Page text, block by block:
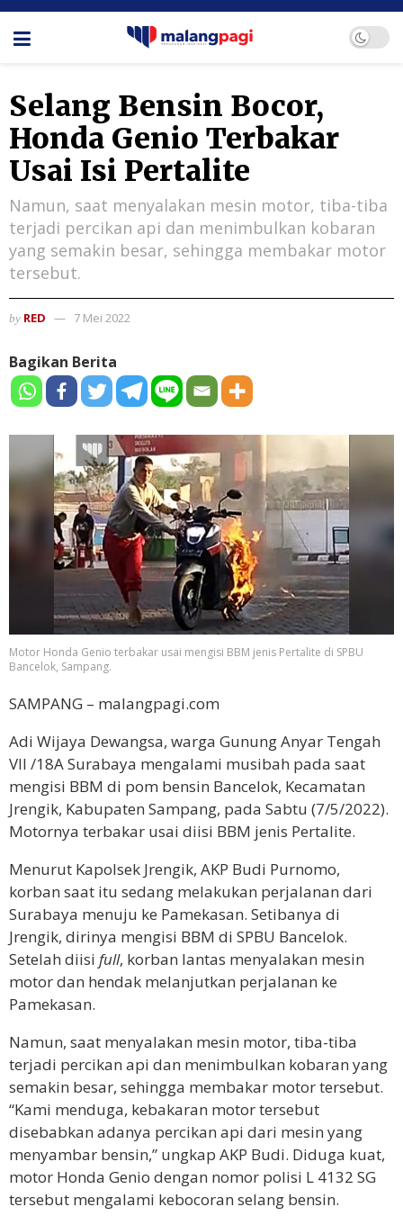
Selang Bensin Bocor,
Honda Genio Terbakar
Usai Isi Pertalite
Namun, saat menyalakan mesin motor, tiba-tiba
terjadi percikan api dan menimbulkan kobaran
yang semakin besar, sehingga membakar motor
tersebut.
by RED 7 Mei 2022
Bagikan Berita
Motor Honda Genio terbakar usai mengisi BBM jenis Pertalite di SPBU
Bancelok, Sampang.
SAMPANG – malangpagi.com
Adi Wijaya Dewangsa, warga Gunung Anyar Tengah
VII /18A Surabaya mengalami musibah pada saat
mengisi BBM di pom bensin Bancelok, Kecamatan
Jrengik, Kabupaten Sampang, pada Sabtu (7/5/2022).
Motornya terbakar usai diisi BBM jenis Pertalite.
Menurut Kapolsek Jrengik, AKP Budi Purnomo,
korban saat itu sedang melakukan perjalanan dari
Surabaya menuju ke Pamekasan. Setibanya di
Jrengik, dirinya mengisi BBM di SPBU Bancelok.
Setelah diisi full, korban lantas menyalakan mesin
motor dan hendak melanjutkan perjalanan ke
Pamekasan.
Namun, saat menyalakan mesin motor, tiba-tiba
terjadi percikan api dan menimbulkan kobaran yang
semakin besar, sehingga membakar motor tersebut.
“Kami menduga, kebakaran motor tersebut
disebabkan adanya percikan api dari mesin yang
menyambar bensin,” ungkap AKP Budi. Diduga kuat,
motor Honda Genio dengan nomor polisi L 4132 SG
tersebut mengalami kebocoran selang bensin.